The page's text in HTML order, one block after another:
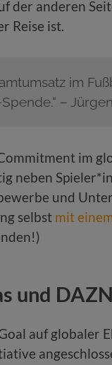
der anderen
Reise ist.
im
–
im
neben
und
selbst mit
und DAZN
auf globaler